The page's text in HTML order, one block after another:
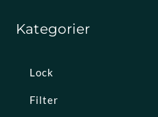
Kategorier
Lock
Filter